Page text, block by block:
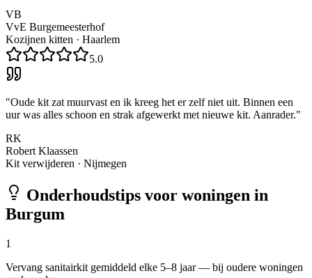
VB
VvE Burgemeesterhof
Kozijnen kitten · Haarlem
5.0
"Oude kit zat muurvast en ik kreeg het er zelf niet uit. Binnen een
uur was alles schoon en strak afgewerkt met nieuwe kit. Aanrader."
RK
Robert Klaassen
Kit verwijderen · Nijmegen
Onderhoudstips voor woningen in
Burgum
1
Vervang sanitairkit gemiddeld elke 5–8 jaar — bij oudere woningen